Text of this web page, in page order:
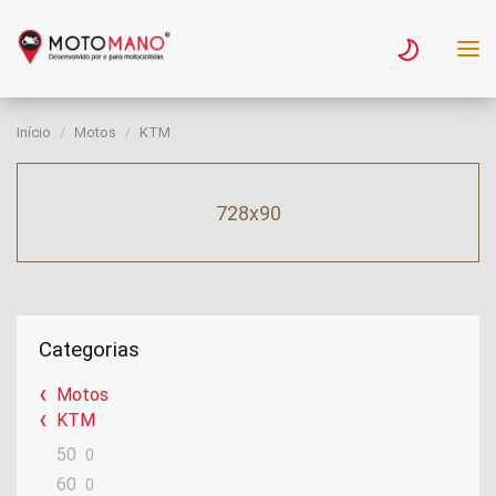
Início Motos KTM
728x90
Categorias
Motos
KTM
50
0
60 0